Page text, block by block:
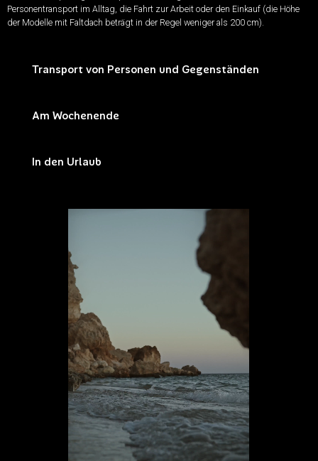
Personentransport im Alltag, die Fahrt zur Arbeit oder den Einkauf (die Höhe
der Modelle mit Faltdach beträgt in der Regel weniger als 200 cm).
Transport von Personen und Gegenständen
Freunden?Am Wochenende
einem Surfbrett?
In den Urlaub
können Sie jederzeit und überall sicher in den Urlaub fahren. Unabhängig
davon, wo Sie mit dem Wavecamper Renault Trafic Halt machen, werden Sie
sich wie zu Hause fühlen – komfortabel und sicher. Im Inneren finden Sie
bequeme Betten für 4 Personen, einen komfortablen Wohnbereich, eine
funktionale Küche, eine Standheizung sowie Stromanschluss und optional eine